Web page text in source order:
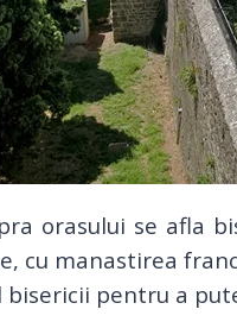
orasului se afla
cu manastirea
pentru a